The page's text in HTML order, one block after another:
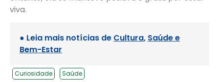
viva.
● Leia mais notícias de Cultura, Saúde e
Bem-Estar
Curiosidade Saúde